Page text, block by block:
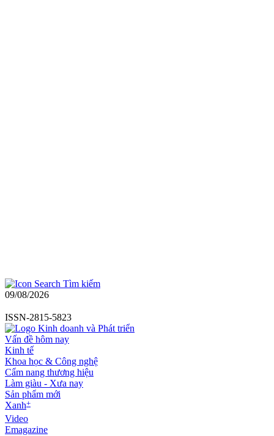
Tìm kiếm
09/08/2026
ISSN-2815-5823
Vấn đề hôm nay
Kinh tế
Khoa học & Công nghệ
Cẩm nang thương hiệu
Làm giàu - Xưa nay
Sản phẩm mới
Xanh+
Video
Emagazine